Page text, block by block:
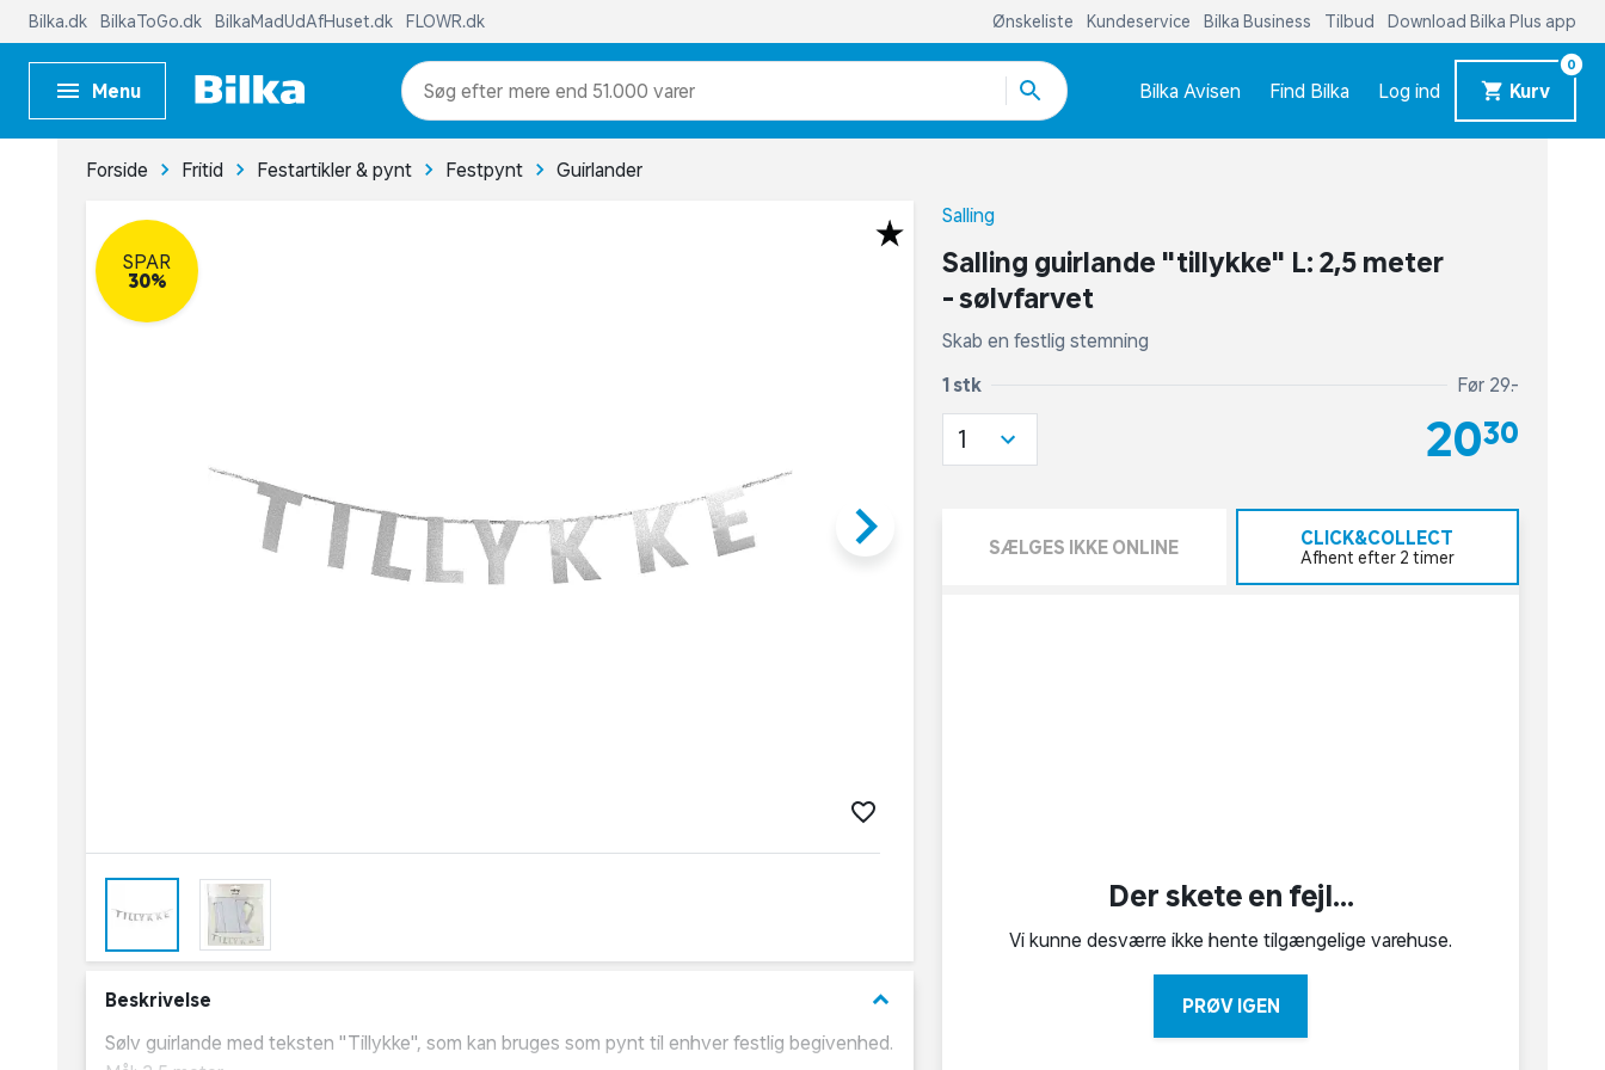
Bilka.dk BilkaToGo.dk BilkaMadUdAfHuset.dk FLOWR.dk Ønskeliste Kundeservice Bilka Business Tilbud Download Bilka Plus app
Menu mere end 51.000 varer Bilka Avisen Find Bilka Log ind Kurv
0
Forside Fritid Festartikler & pynt Festpynt Guirlander
SPAR
30%
keyboard_arrow_right
Beskrivelse keyboard_arrow_down
Sølv guirlande med teksten "Tillykke", som kan bruges som pynt til enhver festlig begivenhed.
Salling
Salling guirlande "tillykke" L: 2,5 meter
- sølvfarvet
Skab en festlig stemning
1 stk Før 29,-
20,30
1
SÆLGES IKKE ONLINE CLICK&COLLECT
Afhent efter 2 timer
Der skete en fejl...
Vi kunne desværre ikke hente tilgængelige varehuse.
PRØV IGEN